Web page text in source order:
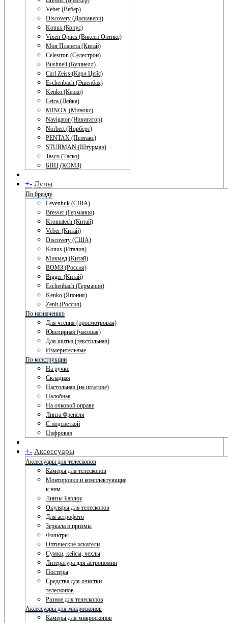
Veber (Вебер)
Discovery (Дискавери)
Konus (Конус)
Vixen Optics (Виксен Оптикс)
Моя Планета (Китай)
Celestron (Селестрон)
Bushnell (Бушнелл)
Carl Zeiss (Карл Цейс)
Eschenbach (Эшенбах)
Kenko (Кенко)
Leica (Лейка)
MINOX (Минокс)
Navigator (Навигатор)
Norbert (Норберт)
PENTAX (Пентакс)
STURMAN (Штурман)
Tasco (Таско)
БПЦ (КОМЗ)
+- Лупы
По бренду
Levenhuk (США)
Bresser (Германия)
Kromatech (Китай)
Veber (Китай)
Discovery (США)
Konus (Италия)
Микмед (Китай)
ВОМЗ (Россия)
Bigger (Китай)
Eschenbach (Германия)
Kenko (Япония)
Zenit (Россия)
По назначению
Для чтения (просмотровая)
Ювелирная (часовая)
Для шитья (текстильная)
Измерительные
По конструкции
На ручке
Складная
Настольная (на штативе)
Налобная
На очковой оправе
Линза Френеля
С подсветкой
Цифровая
+- Аксессуары
Аксессуары для телескопов
Камеры для телескопов
Монтировки и комплектующие
к ним
Линзы Барлоу
Окуляры для телескопов
Для астрофото
Зеркала и призмы
Фильтры
Оптические искатели
Сумки, кейсы, чехлы
Литература для астрономии
Постеры
Средства для очистки
телескопов
Разное для телескопов
Аксессуары для микроскопов
Камеры для микроскопов